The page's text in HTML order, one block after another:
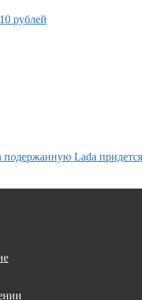
рублей
подержанную Lada